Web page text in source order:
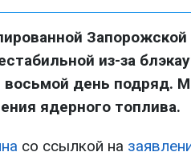
из-за
день подряд.
ядерного топлива.
со ссылкой на